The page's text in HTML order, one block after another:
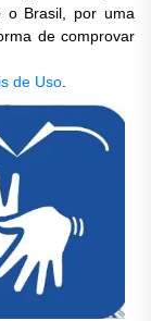
o Brasil, por uma
de comprovar
de Uso